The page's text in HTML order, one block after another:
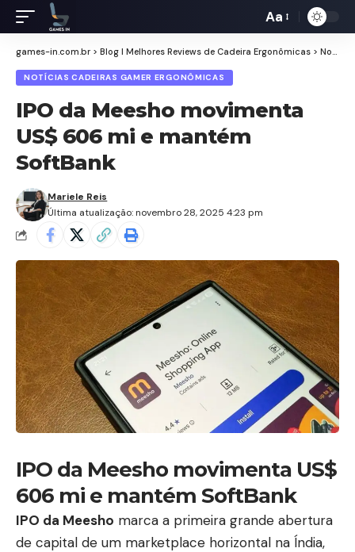
de
Aa
games-in.com.br > Blog I Melhores Reviews de Cadeira Ergonômicas > Notícias Cadeiras Gamer Ergonômicas
NOTÍCIAS CADEIRAS GAMER ERGONÔMICAS
IPO da Meesho movimenta
US$ 606 mi e mantém
SoftBank
Última atualização: novembro 28, 2025 4:23 pm
Mariele Reis
IPO da Meesho movimenta US$
606 mi e mantém SoftBank
IPO da Meesho marca a primeira grande abertura
de capital de um marketplace horizontal na Índia,